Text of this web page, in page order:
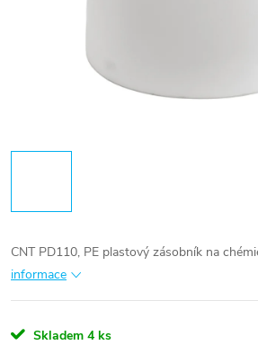
CNT PD110, PE plastový zásobník na
informace
Skladem 4 ks